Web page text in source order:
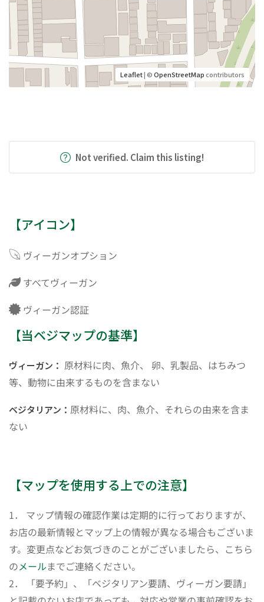
Leaflet| ©OpenStreetMapcontributors
Not verified. Claim this listing!
【アイコン】
ヴィーガンオプション
すべてヴィーガン
ヴィーガン認証
【当ベジマップの基準】
ヴィーガン： 原材料に肉、魚介、 卵、乳製品、はちみつ
等、動物に由来するものを含まない
ベジタリアン： 原材料に、肉、魚介、それらの由来を含ま
ない
【マップを使用する上での注意】
1． マップ情報の確認作業は定期的に行っておりますが、
お店の最新情報とマップ上の情報が異なる場合もございま
す。変更点などお気づきのことがございましたら、こちら
のメールまでご連絡ください。
2． 「要予約」、「ベジタリアン要請、ヴィーガン要請」